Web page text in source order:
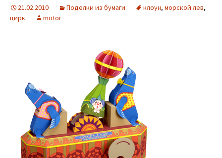
21.02.2010 Поделки из бумаги клоун, морской лев,
цирк
motor